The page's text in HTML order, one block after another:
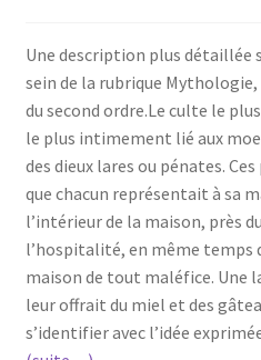
Une description plus détaillée
sein de la rubrique
du second ordre.Le culte le
le plus intimement lié aux
des dieux lares ou pénates.
que chacun représentait à sa
l’intérieur de la maison, près
l’hospitalité, en même temps
maison de tout maléfice. Une
leur offrait du miel et des
s’identifier avec l’idée